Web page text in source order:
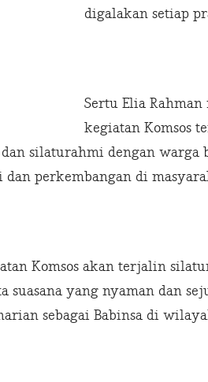
digalakan setiap
Sertu Elia
kegiatan Komsos
silaturahmi dengan warga
perkembangan di
Komsos akan terjalin
suasana yang nyaman dan
sebagai Babinsa di